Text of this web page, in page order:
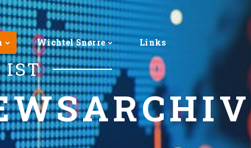
Wichtel Snørre Links
IST